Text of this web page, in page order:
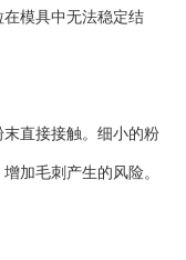
模具中无法稳定结
直接接触。细小的粉
加毛刺产生的风险。